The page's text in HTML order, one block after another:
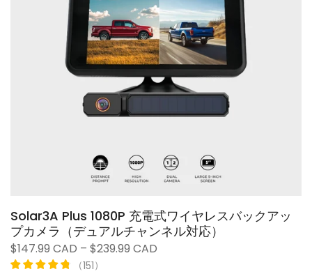
Solar3A Plus 1080P 充電式ワイヤレスバックアッ
プカメラ（デュアルチャンネル対応）
$147.99 CAD – $239.99 CAD
（151）